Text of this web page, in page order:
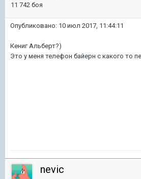
11 742 боя
Опубликовано: 10 июл 2017, 11:44:11
Кениг Альберт?)
Это у меня телефон байерн с какого то
nevic